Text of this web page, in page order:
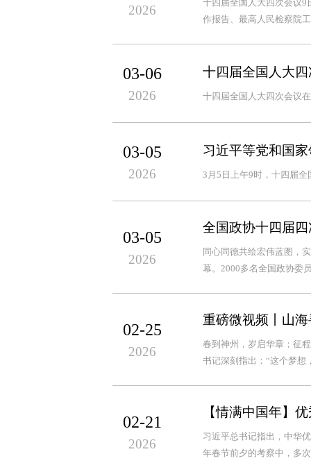
2026
十四届全国人大四次会议9
作报告、最高人民检察院
03-06
2026
十四届全国人大
十四届全国人大四次会议
03-05
2026
习近平等党和国
3月5日上午9时，十四届
03-05
2026
全国政协十四届
同心同德共绘宏伟蓝图，
幕。2000多名全国政协委
02-25
2026
重磅微视频丨山
春到神州，岁启华章；征
书记深刻指出：“这个梦想
02-21
2026
【情满中国年】
习近平总书记指出，中华
年春节前夕的考察中，多